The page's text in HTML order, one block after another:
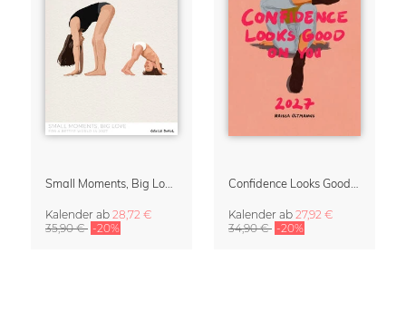
Small Moments, Big Love – Mutterschaftskalender von Giselle Dekel
Kalender ab 28,72 €
35,90 € -20%
Confidence Looks Good On You Kalender 2027
Kalender ab 27,92 €
34,90 € -20%